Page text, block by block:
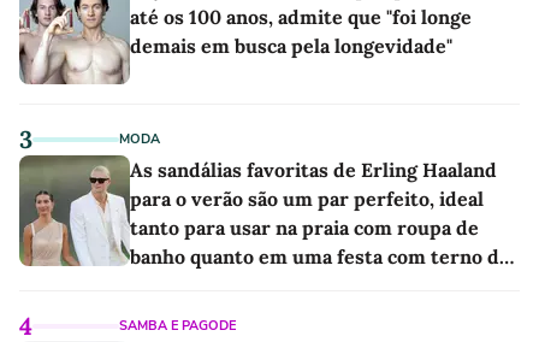
até os 100 anos, admite que "foi longe
demais em busca pela longevidade"
3 MODA
As sandálias favoritas de Erling Haaland
para o verão são um par perfeito, ideal
tanto para usar na praia com roupa de
banho quanto em uma festa com terno de
4 SAMBA E PAGODE